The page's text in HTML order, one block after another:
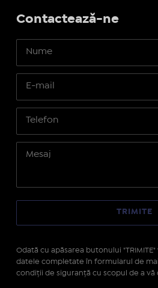
Contactează-ne
Odată cu apăsarea butonului
datele completate în formularul de
condiţii de siguranţă cu scopul de a vă